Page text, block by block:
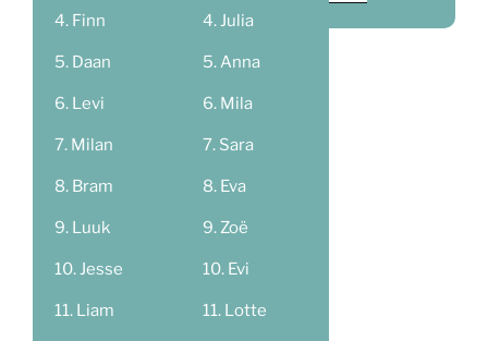
Finn
Daan
Levi
Milan
Bram
Luuk
Jesse
Liam
Julia
Anna
Mila
Sara
Eva
Zoë
Evi
Lotte